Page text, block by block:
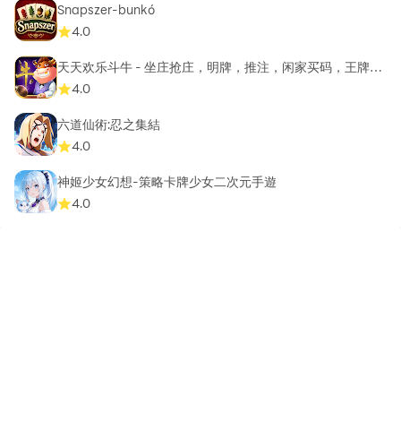
Snapszer-bunkó
4.0
天天欢乐斗牛 - 坐庄抢庄，明牌，推注，闲家买码，王牌癞
子，4.0
六道仙術:忍之集結
4.0
神姬少女幻想-策略卡牌少女二次元手遊
4.0